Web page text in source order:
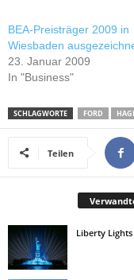
BEA-Preisträger 2009 in
Wiesbaden
23. Januar 2009
In "Business"
SCHLAGWORTE FORD
Teilen
Liberty